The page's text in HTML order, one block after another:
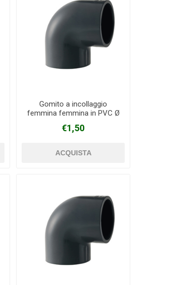
Gomito a incollaggio
femmina femmina in PVC Ø
€1,50